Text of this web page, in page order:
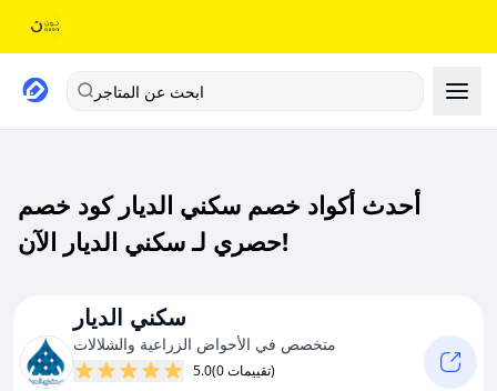
ابحث عن المتاجر
أحدث أكواد خصم سكني الديار كود خصم
حصري لـ سكني الديار الآن!
سكني الديار
متخصص في الأحواض الزراعية والشلالات
5.0 (0 تقييمات)